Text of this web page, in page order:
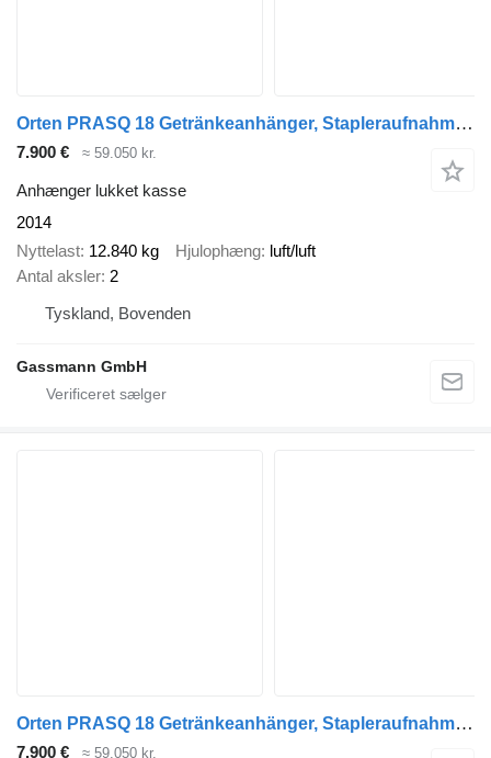
Orten PRASQ 18 Getränkeanhänger, Stapleraufnahme, 6
7.900 € ≈ 59.050 kr.
Anhænger lukket kasse
2014
Nyttelast 12.840 kg Hjulophæng luft/luft
Antal aksler 2
Tyskland, Bovenden
Gassmann GmbH
Orten PRASQ 18 Getränkeanhänger, Stapleraufnahme, 6
7.900 € ≈ 59.050 kr.